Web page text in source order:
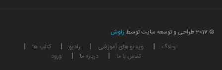
© 2017 طراحی و توسعه سایت توسط
زاوش
وبلاگ
ویدیو های آموزشی رادیو
کتاب ها
تماس با ما
درباره ما ورود